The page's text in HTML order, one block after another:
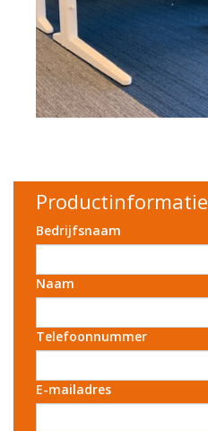
Productinformatie
Bedrijfsnaam
Naam
Telefoonnummer
E-mailadres